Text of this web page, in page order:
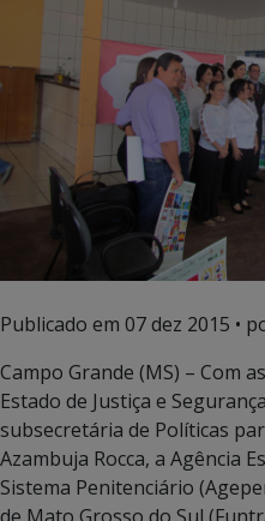
Publicado em 07 dez 2015 •
Campo Grande (MS) – Com
Estado de Justiça e
subsecretária de Políticas
Azambuja Rocca, a Agência
Sistema Penitenciário